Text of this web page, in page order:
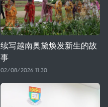
续写越南奥黛焕发新生的故
事
02/08/2026 11:30